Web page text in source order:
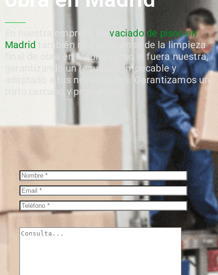
nuestra empresa de
vaciado de pisos en
Madrid
tambiénnos ocupamos de lalimpieza
final de obra en Madrid
como si fuera nuestra,
garantizando un resultado impecable y
adaptado a tus necesidades. Garantizamosun
trato cercano y profesional.